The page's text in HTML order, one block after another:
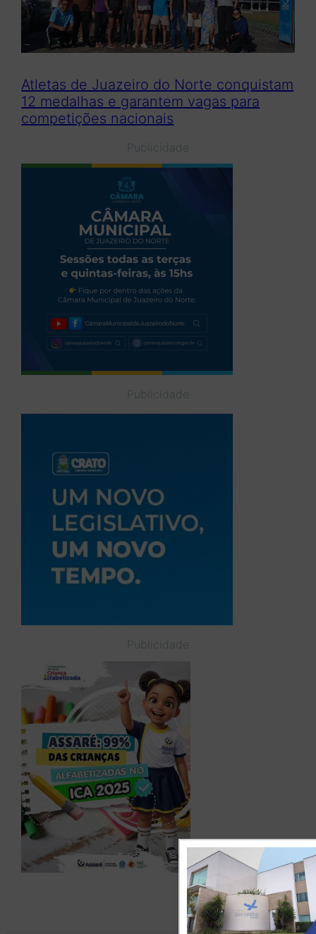
Atletas de Juazeiro do Norte conquistam
12 medalhas e garantem vagas para
competições nacionais
Publicidade
Publicidade
Publicidade